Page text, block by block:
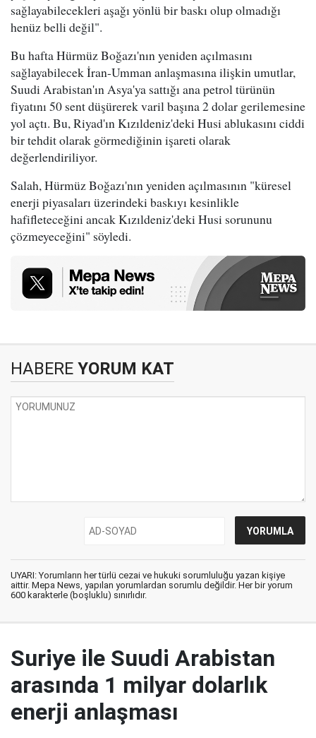
sağlayabilecekleri aşağı yönlü bir baskı olup olmadığı
henüz belli değil".
Bu hafta Hürmüz Boğazı'nın yeniden açılmasını
sağlayabilecek İran-Umman anlaşmasına ilişkin umutlar,
Suudi Arabistan'ın Asya'ya sattığı ana petrol türünün
fiyatını 50 sent düşürerek varil başına 2 dolar gerilemesine
yol açtı. Bu, Riyad'ın Kızıldeniz'deki Husi ablukasını ciddi
bir tehdit olarak görmediğinin işareti olarak
değerlendiriliyor.
Salah, Hürmüz Boğazı'nın yeniden açılmasının "küresel
enerji piyasaları üzerindeki baskıyı kesinlikle
hafifleteceğini ancak Kızıldeniz'deki Husi sorununu
çözmeyeceğini" söyledi.
HABERE YORUM KAT
UYARI: Yorumların her türlü cezai ve hukuki sorumluluğu yazan kişiye
aittir. Mepa News, yapılan yorumlardan sorumlu değildir. Her bir yorum
600 karakterle (boşluklu) sınırlıdır.
Suriye ile Suudi Arabistan
arasında 1 milyar dolarlık
enerji anlaşması